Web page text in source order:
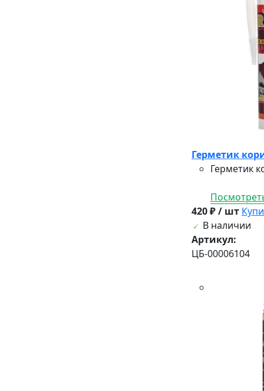
Герметик
Герметик
420 ₽ / шт
В наличии
Артикул:
ЦБ-00006104